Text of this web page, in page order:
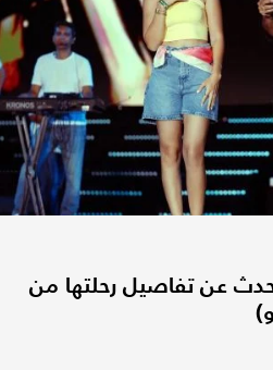
عن تفاصيل رحلتها من